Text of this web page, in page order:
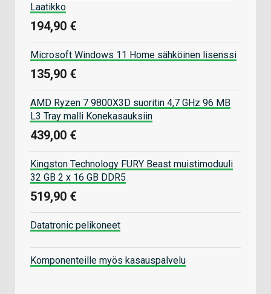
Laatikko
194,90 €
Microsoft Windows 11 Home sähköinen lisenssi
135,90 €
AMD Ryzen 7 9800X3D suoritin 4,7 GHz 96 MB
L3 Tray malli Konekasauksiin
439,00 €
Kingston Technology FURY Beast muistimoduuli
32 GB 2 x 16 GB DDR5
519,90 €
Datatronic pelikoneet
Komponenteille myös kasauspalvelu